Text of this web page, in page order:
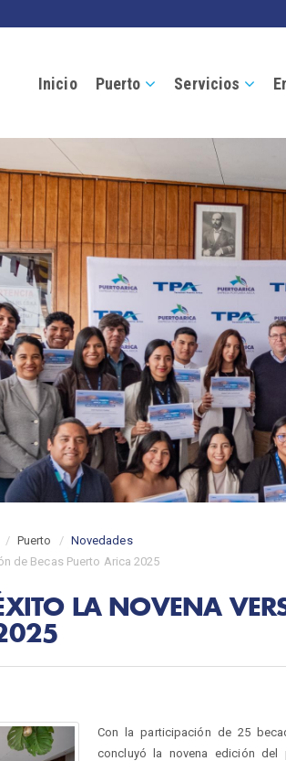
Inicio Puerto Servicios
Puerto
Novedades
de Becas Puerto Arica 2025
LA NOVENA
Con la participación de 25
concluyó la novena edición del